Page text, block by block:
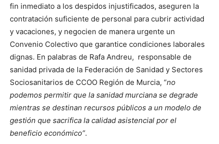
fin inmediato a los despidos injustificados, aseguren la
contratación suficiente de personal para cubrir actividad
y vacaciones, y negocien de manera urgente un
Convenio Colectivo que garantice condiciones laborales
dignas. En palabras de Rafa Andreu, responsable de
sanidad privada de la Federación de Sanidad y Sectores
Sociosanitarios de CCOO Región de Murcia, “no
podemos permitir que la sanidad murciana se degrade
mientras se destinan recursos públicos a un modelo de
gestión que sacrifica la calidad asistencial por el
beneficio económico”.